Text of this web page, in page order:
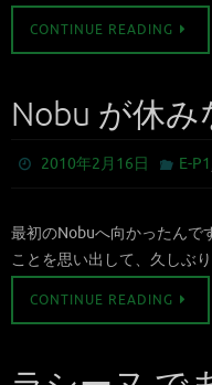
CONTINUE READING
Nobu が休
2010年2月16日 E-P1
最初のNobuへ向かったんで
ことを思い出して、久しぶ
CONTINUE READING